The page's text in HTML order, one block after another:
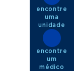
encontre
uma
unidade
encontre
um
médico